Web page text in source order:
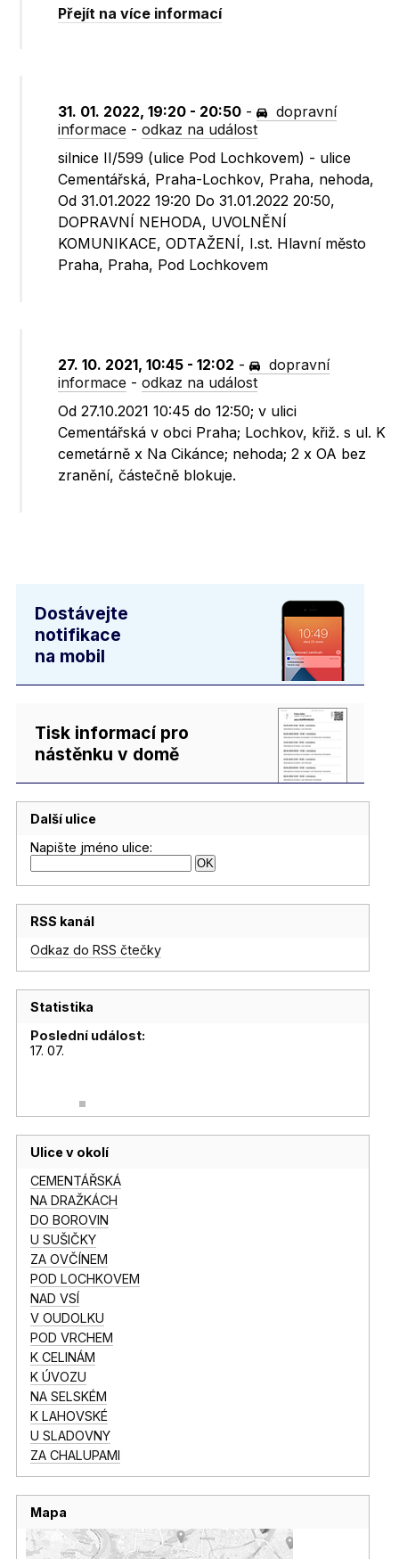
Přejít na více informací
31. 01. 2022, 19:20 - 20:50 -
dopravní
informace -odkaz na událost
silnice II/599 (ulice Pod Lochkovem) - ulice
Cementářská, Praha-Lochkov, Praha, nehoda,
Od 31.01.2022 19:20 Do 31.01.2022 20:50,
DOPRAVNÍ NEHODA, UVOLNĚNÍ
KOMUNIKACE, ODTAŽENÍ, I.st. Hlavní město
Praha, Praha, Pod Lochkovem
27. 10. 2021, 10:45 - 12:02 -
dopravní
informace -odkaz na událost
Od 27.10.2021 10:45 do 12:50; v ulici
Cementářská v obci Praha; Lochkov, křiž. s ul. K
cemetárně x Na Cikánce; nehoda; 2 x OA bez
zranění, částečně blokuje.
Dostávejte
notifikace
na mobil
Tisk informací pro
nástěnku v domě
Další ulice
Napište jméno ulice:
RSS kanál
Odkaz do RSS čtečky
Statistika
Poslední událost:
17. 07.
Ulice v okolí
CEMENTÁŘSKÁ
NA DRAŽKÁCH
DO BOROVIN
U SUŠIČKY
ZA OVČÍNEM
POD LOCHKOVEM
NAD VSÍ
V OUDOLKU
POD VRCHEM
K CELINÁM
K ÚVOZU
NA SELSKÉM
K LAHOVSKÉ
U SLADOVNY
ZA CHALUPAMI
Mapa